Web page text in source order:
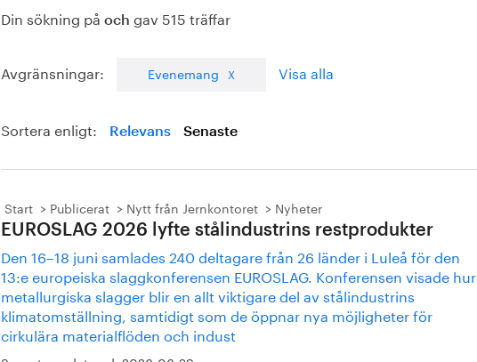
Din sökning på och gav 515 träffar
Avgränsningar: Evenemang Visa alla
Sortera enligt: Relevans Senaste
Start Publicerat Nytt från Jernkontoret Nyheter
EUROSLAG 2026 lyfte stålindustrins restprodukter
Den 16–18 juni samlades 240 deltagare från 26 länder i Luleå för den
13:e europeiska slaggkonferensen EUROSLAG. Konferensen visade hur
metallurgiska slagger blir en allt viktigare del av stålindustrins
klimatomställning, samtidigt som de öppnar nya möjligheter för
cirkulära materialflöden och indust